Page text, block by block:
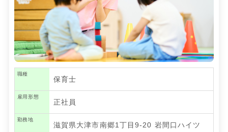
職種
保育士
雇用形態
正社員
勤務地
滋賀県大津市南郷1丁目9-20 岩間口ハイツ